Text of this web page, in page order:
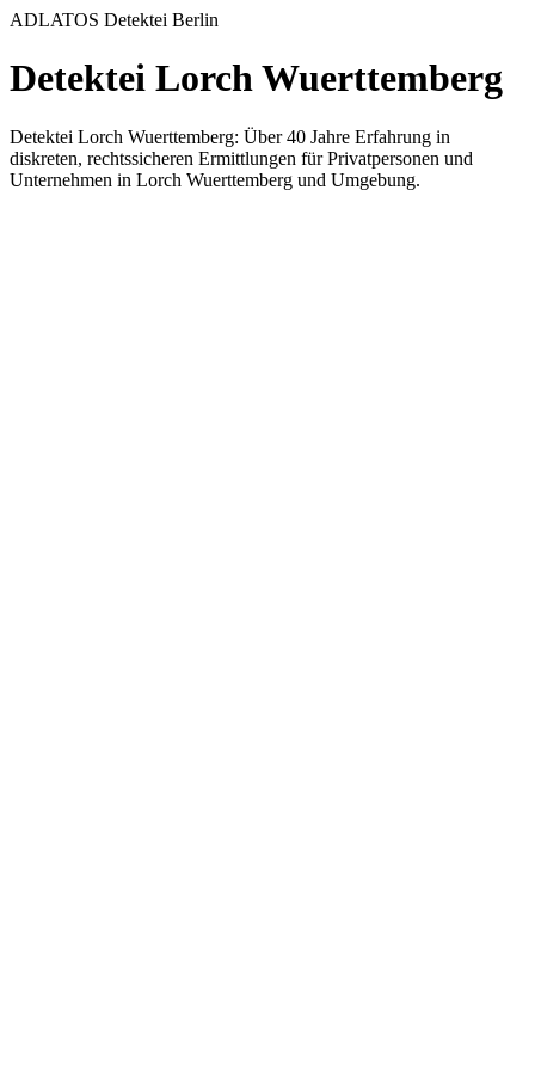
ADLATOS Detektei Berlin
Detektei Lorch Wuerttemberg
Detektei Lorch Wuerttemberg: Über 40 Jahre Erfahrung in
diskreten, rechtssicheren Ermittlungen für Privatpersonen und
Unternehmen in Lorch Wuerttemberg und Umgebung.